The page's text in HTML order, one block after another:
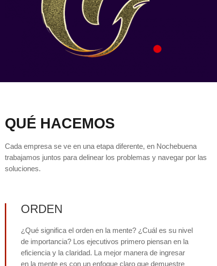
QUÉ HACEMOS
Cada empresa se ve en una etapa diferente, en Nochebuena
trabajamos juntos para delinear los problemas y navegar por las
soluciones.
ORDEN
¿Qué significa el orden en la mente? ¿Cuál es su nivel
de importancia? Los ejecutivos primero piensan en la
eficiencia y la claridad. La mejor manera de ingresar
en la mente es con un enfoque claro que demuestre